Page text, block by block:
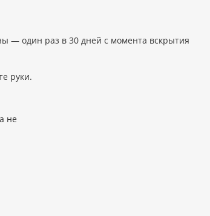
— один раз в 30 дней с момента вскрытия
руки.
не